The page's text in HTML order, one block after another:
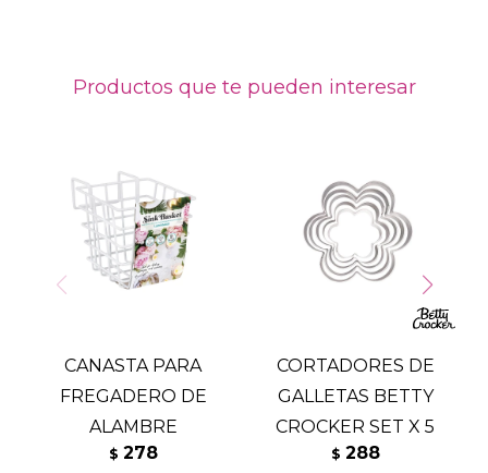
Productos que te pueden interesar
CANASTA PARA
FREGADERO DE
ALAMBRE
$ 278
CORTADORES DE
GALLETAS BETTY
CROCKER SET X 5
$ 288